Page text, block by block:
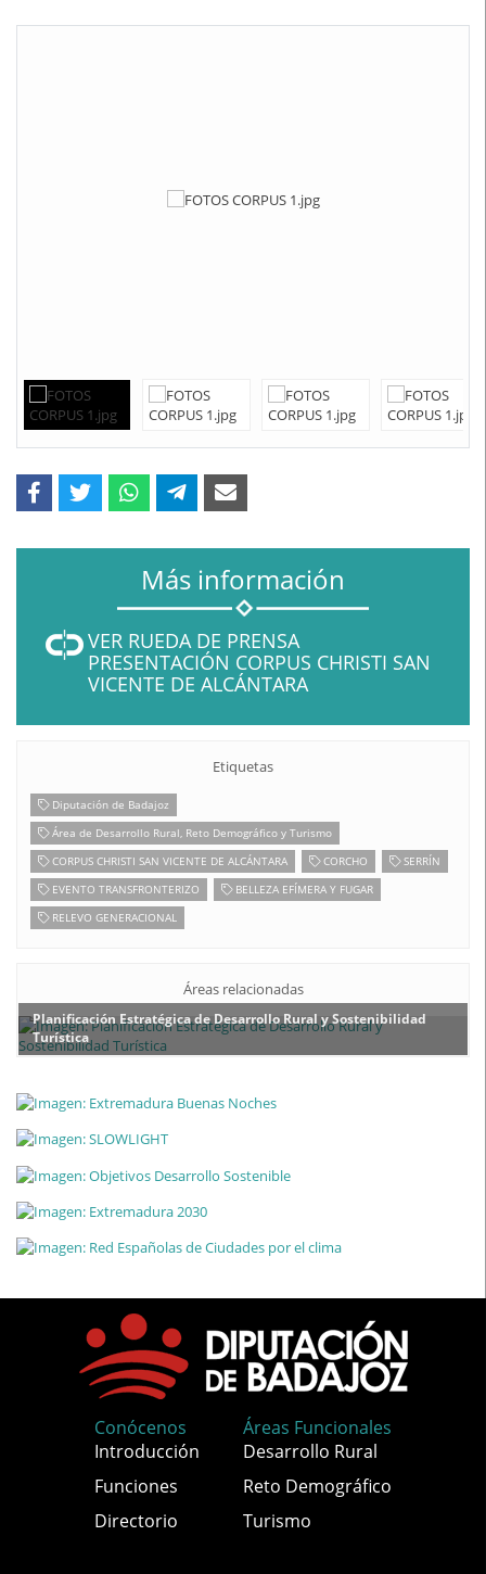
Más información
VER RUEDA DE PRENSA
PRESENTACIÓN CORPUS CHRISTI SAN
VICENTE DE ALCÁNTARA
Etiquetas
Diputación de Badajoz
Área de Desarrollo Rural, Reto Demográfico y Turismo
CORPUS CHRISTI SAN VICENTE DE ALCÁNTARA
CORCHO
SERRÍN
EVENTO TRANSFRONTERIZO
BELLEZA EFÍMERA Y FUGAR
RELEVO GENERACIONAL
Áreas relacionadas
Planificación Estratégica de Desarrollo Rural y Sostenibilidad
Turística
Conócenos
Introducción
Funciones
Directorio
Áreas Funcionales
Desarrollo Rural
Reto Demográfico
Turismo